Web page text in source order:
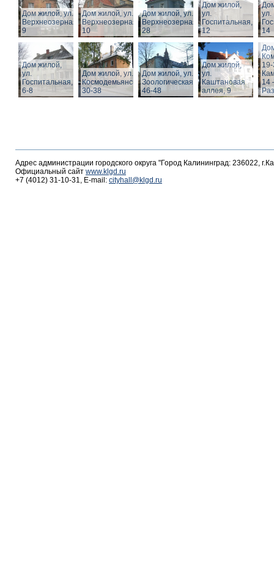
Дом жилой, ул.
Верхнеозерная,
9
Дом жилой, ул.
Верхнеозерная,
10
Дом жилой, ул.
Верхнеозерная,
28
Дом жилой,
ул.
Госпитальная,
12
ул.
14
Дом жилой,
ул.
Госпитальная,
6-8
Дом жилой, ул. З.
Космодемьянской
30-38
Дом жилой, ул.
Зоологическая,
46-48
Дом жилой,
ул.
Каштановая
аллея, 9
14
Адрес администрации городского округа "Город Калининград: 236022,
Официальный сайт www.klgd.ru
+7 (4012) 31-10-31, E-mail: cityhall@klgd.ru